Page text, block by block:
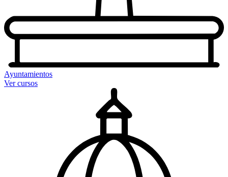
Ayuntamientos
Ver cursos